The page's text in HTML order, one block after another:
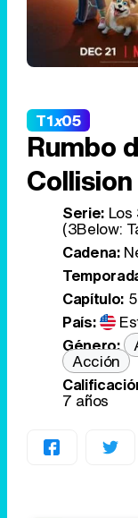
T1x05
Rumbo
Serie:Los
(3Below:
Cadena:
Capítulo:5
País:
Género:
Acción
7 años